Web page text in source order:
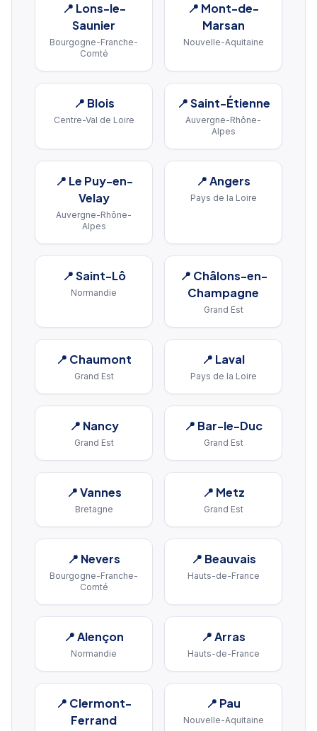
📍 Lons-le-
Saunier
Bourgogne-Franche-
Comté
📍 Mont-de-
Marsan
Nouvelle-Aquitaine
📍 Blois
Centre-Val de Loire
📍Saint-Étienne
Auvergne-Rhône-
Alpes
📍 Le Puy-en-
Velay
Auvergne-Rhône-
Alpes
📍Angers
Pays de la Loire
📍Saint-Lô
Normandie
📍 Châlons-en-
Champagne
Grand Est
📍 Chaumont
Grand Est
📍 Laval
Pays de la Loire
📍 Nancy
Grand Est
📍 Bar-le-Duc
Grand Est
📍Vannes
Bretagne
📍 Metz
Grand Est
📍 Nevers
Bourgogne-Franche-
Comté
📍 Beauvais
Hauts-de-France
📍Alençon
Normandie
📍Arras
Hauts-de-France
📍 Clermont-
Ferrand
📍 Pau
Nouvelle-Aquitaine